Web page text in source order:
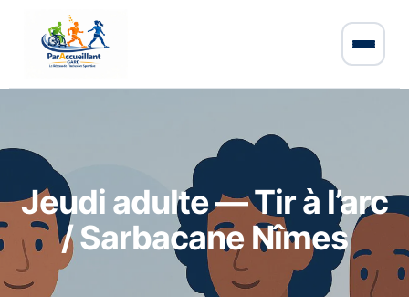
Jeudi adulte — Tir à l’arc
/ Sarbacane Nîmes